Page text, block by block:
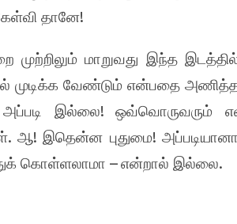
தானே!
முற்றிலும் மாறுவது இந்த
முடிக்க வேண்டும் என்பதை
அப்படி இல்லை!ஒவ்வொருவரும்
. ஆ! இதென்ன புதுமை!
கொள்ளலாமா –என்றால் இல்லை.